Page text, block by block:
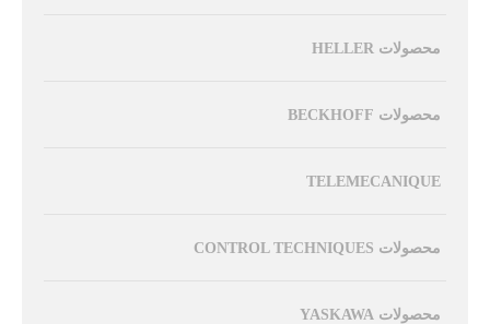
محصولات HELLER
محصولات BECKHOFF
TELEMECANIQUE
محصولات CONTROL TECHNIQUES
محصولات YASKAWA